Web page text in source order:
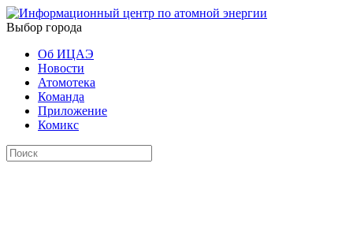
Выбор города
Об ИЦАЭ
Новости
Атомотека
Команда
Приложение
Комикс